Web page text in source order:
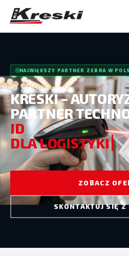
NAJWIĘKSZY PARTNER ZEBRA W
KRESKI –
PARTNER
ID
DLA LOGIST
ZOBACZ
SKONTAKTUJ SIĘ Z